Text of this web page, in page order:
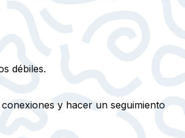
débiles.
y hacer un seguimiento